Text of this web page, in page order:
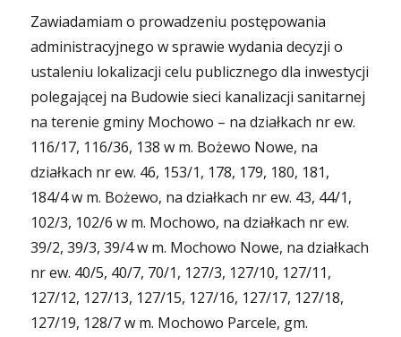
Zawiadamiam o prowadzeniu postępowania
administracyjnego w sprawie wydania decyzji o
ustaleniu lokalizacji celu publicznego dla inwestycji
polegającej na Budowie sieci kanalizacji sanitarnej
na terenie gminy Mochowo – na działkach nr ew.
116/17, 116/36, 138 w m. Bożewo Nowe, na
działkach nr ew. 46, 153/1, 178, 179, 180, 181,
184/4 w m. Bożewo, na działkach nr ew. 43, 44/1,
102/3, 102/6 w m. Mochowo, na działkach nr ew.
39/2, 39/3, 39/4 w m. Mochowo Nowe, na działkach
nr ew. 40/5, 40/7, 70/1, 127/3, 127/10, 127/11,
127/12, 127/13, 127/15, 127/16, 127/17, 127/18,
127/19, 128/7 w m. Mochowo Parcele, gm.